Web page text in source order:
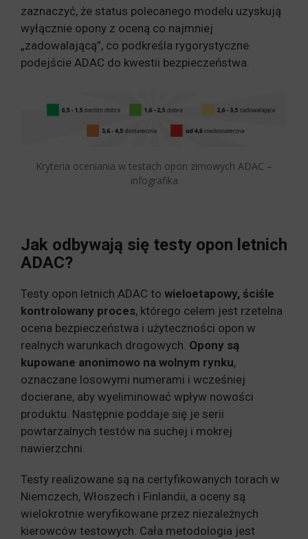
zaznaczyć, że status polecanego modelu uzyskują
wyłącznie opony z oceną co najmniej
„zadowalającą”, co podkreśla rygorystyczne
podejście ADAC do kwestii bezpieczeństwa.
Kryteria oceniania w testach opon zimowych ADAC –
infografika
Jak odbywają się testy opon letnich
ADAC?
Testy opon letnich ADAC to wieloetapowy, ściśle
kontrolowany proces, którego celem jest rzetelna
ocena bezpieczeństwa i użyteczności opon w
realnych warunkach drogowych. Opony są
kupowane anonimowo na wolnym rynku,
oznaczane losowymi numerami i wcześniej
docierane, aby wyeliminować wpływ nowości
produktu. Następnie poddaje się je serii
powtarzalnych testów na suchej i mokrej
nawierzchni.
Testy realizowane są na certyfikowanych torach w
Niemczech, Włoszech i Finlandii, a oceny są
wielokrotnie weryfikowane przez niezależnych
kierowców testowych. Cała metodologia jest